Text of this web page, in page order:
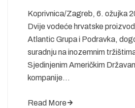
Koprivnica/Zagreb, 6. ožujka
Dvije vodeće hrvatske
Atlantic Grupa i Podravka,
suradnju na inozemnim
Sjedinjenim Američkim
kompanije…
Read More